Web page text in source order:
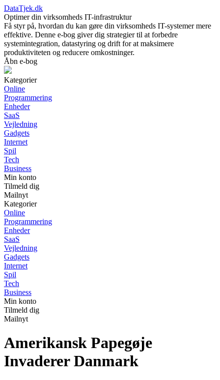
DataTjek.dk
Optimer din virksomheds IT-infrastruktur
Få styr på, hvordan du kan gøre din virksomheds IT-systemer mere
effektive. Denne e-bog giver dig strategier til at forbedre
systemintegration, datastyring og drift for at maksimere
produktiviteten og reducere omkostninger.
Åbn e-bog
Kategorier
Online
Programmering
Enheder
SaaS
Vejledning
Gadgets
Internet
Spil
Tech
Business
Min konto
Tilmeld dig
Mailnyt
Kategorier
Online
Programmering
Enheder
SaaS
Vejledning
Gadgets
Internet
Spil
Tech
Business
Min konto
Tilmeld dig
Mailnyt
Amerikansk Papegøje
Invaderer Danmark